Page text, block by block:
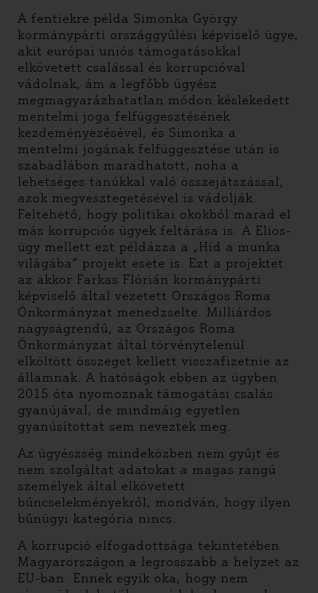
A fentiekre példa Simonka György
kormánypárti országgyűlési képviselő ügye,
akit európai uniós támogatásokkal
elkövetett csalással és korrupcióval
vádolnak, ám a legfőbb ügyész
megmagyarázhatatlan módon késlekedett
mentelmi joga felfüggesztésének
kezdeményezésével, és Simonka a
mentelmi jogának felfüggesztése után is
szabadlábon maradhatott, noha a
lehetséges tanúkkal való összejátszással,
azok megvesztegetésével is vádolják.
Feltehető, hogy politikai okokból marad el
más korrupciós ügyek feltárása is. A Elios-
ügy mellett ezt példázza a „Híd a munka
világába” projekt esete is. Ezt a projektet
az akkor Farkas Flórián kormánypárti
képviselő által vezetett Országos Roma
Önkormányzat menedzselte. Milliárdos
nagyságrendű, az Országos Roma
Önkormányzat által törvénytelenül
elköltött összeget kellett visszafizetnie az
államnak. A hatóságok ebben az ügyben
2015 óta nyomoznak támogatási csalás
gyanújával, de mindmáig egyetlen
gyanúsítottat sem neveztek meg.
Az ügyészség mindeközben nem gyűjt és
nem szolgáltat adatokat a magas rangú
személyek által elkövetett
bűncselekményekről, mondván, hogy ilyen
bűnügyi kategória nincs.
A korrupció elfogadottsága tekintetében
Magyarországon a legrosszabb a helyzet az
EU-ban. Ennek egyik oka, hogy nem